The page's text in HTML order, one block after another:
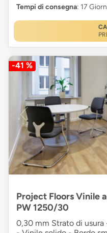
Tempi di consegna: 17
-41 %
Project Floors Vinile
PW 1250/30
0,30 mm Strato di